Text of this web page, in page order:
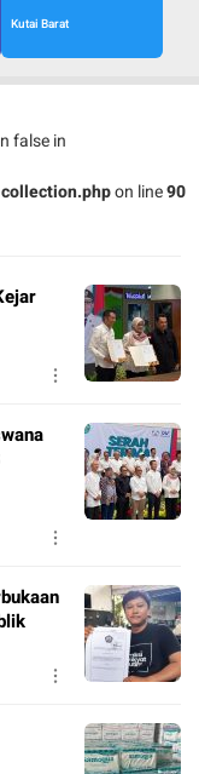
Kutai Barat
false in
on line90